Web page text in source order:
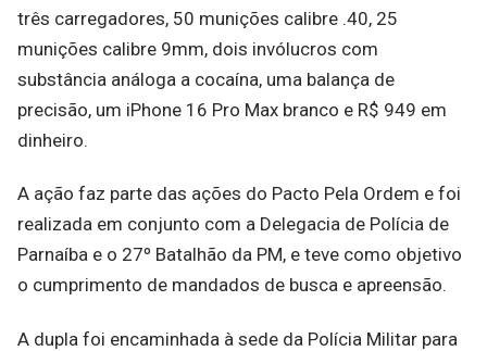
três carregadores, 50 munições calibre .40, 25
munições calibre 9mm, dois invólucros com
substância análoga a cocaína, uma balança de
precisão, um iPhone 16 Pro Max branco e R$ 949 em
dinheiro.
A ação faz parte das ações do Pacto Pela Ordem e foi
realizada em conjunto com a Delegacia de Polícia de
Parnaíba e o 27º Batalhão da PM, e teve como objetivo
o cumprimento de mandados de busca e apreensão.
A dupla foi encaminhada à sede da Polícia Militar para